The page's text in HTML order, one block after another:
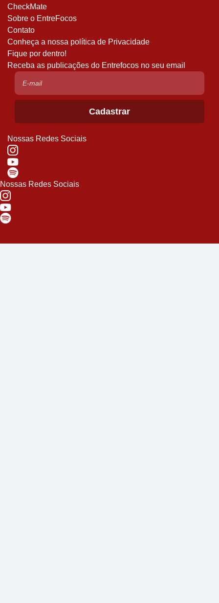
CheckMate
Sobre o EntreFocos
Contato
Conheça a nossa política de Privacidade
Fique por dentro!
Receba as publicações do Entrefocos no seu email
Nossas Redes Sociais
Nossas Redes Sociais